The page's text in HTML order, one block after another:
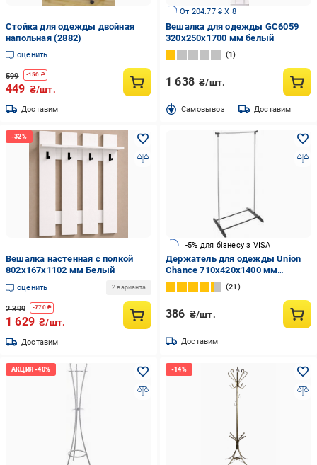
Стойка для одежды двойная
напольная (2882)
оценить
599 -150 ₴
449 ₴/шт.
Доставим
От 204.77 ₴ X 8
Вешалка для одежды GC6059
320х250х1700 мм белый
1
1 638 ₴/шт.
Cамовывоз Доставим
Вешалка настенная с полкой
802x167x1102 мм Белый
оценить 2 варианта
2 399 -770₴
1 629 ₴/шт.
Доставим
-5% для бізнесу з VISA
Держатель для одежды Union
Chance 710x420x1400 мм
серебряный
21
386 ₴/шт.
Доставим